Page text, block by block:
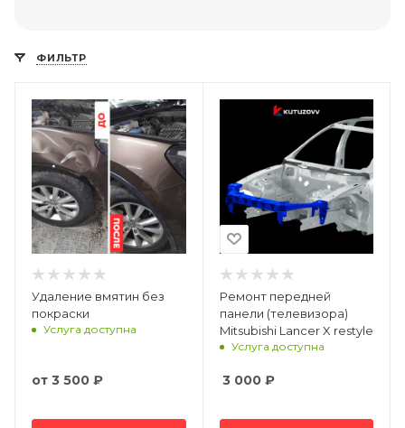
ФИЛЬТР
Удаление вмятин без
покраски
Услуга доступна
от 3 500 ₽
Ремонт передней
панели (телевизора)
Mitsubishi Lancer X restyle
Услуга доступна
3 000₽